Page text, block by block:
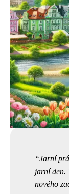
Jarní
jarní den.
nového